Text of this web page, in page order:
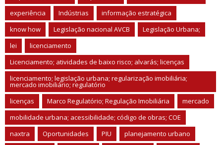
experiência
Indústrias
informação estratégica
know how
Legislação nacional AVCB
Legislação Urbana;
lei
licenciamento
Licenciamento; atividades de baixo risco; alvarás; licenças
licenciamento; legislação urbana; regularização imobiliária;
mercado imobiliário; regulatório
licenças
Marco Regulatório; Regulação Imobiliária
mercado
mobilidade urbana; acessibilidade; código de obras; COE
naxtra
Oportunidades PIU
planejamento urbano